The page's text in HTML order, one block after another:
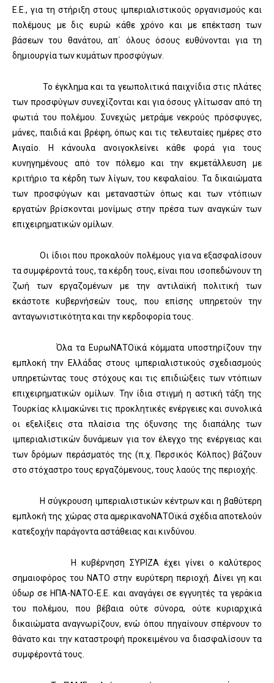
Ε.Ε., για τη στήριξη στους ιμπεριαλιστικούς οργανισμούς και
πολέμους με δις ευρώ κάθε χρόνο και με επέκταση των
βάσεων του θανάτου, απ΄ όλους όσους ευθύνονται για τη
δημιουργία των κυμάτων προσφύγων.
Το έγκλημα και τα γεωπολιτικά παιχνίδια στις πλάτες
των προσφύγων συνεχίζονται και για όσους γλίτωσαν από τη
φωτιά του πολέμου. Συνεχώς μετράμε νεκρούς πρόσφυγες,
μάνες, παιδιά και βρέφη, όπως και τις τελευταίες ημέρες στο
Αιγαίο. Η κάνουλα ανοιγοκλείνει κάθε φορά για τους
κυνηγημένους από τον πόλεμο και την εκμετάλλευση με
κριτήριο τα κέρδη των λίγων, του κεφαλαίου. Τα δικαιώματα
των προσφύγων και μεταναστών όπως και των ντόπιων
εργατών βρίσκονται μονίμως στην πρέσα των αναγκών των
επιχειρηματικών ομίλων.
Οι ίδιοι που προκαλούν πολέμους για να εξασφαλίσουν
τα συμφέροντά τους, τα κέρδη τους, είναι που ισοπεδώνουν τη
ζωή των εργαζομένων με την αντιλαϊκή πολιτική των
εκάστοτε κυβερνήσεών τους, που επίσης υπηρετούν την
ανταγωνιστικότητα και την κερδοφορία τους.
Όλα τα ΕυρωΝΑΤΟϊκά κόμματα υποστηρίζουν την
εμπλοκή την Ελλάδας στους ιμπεριαλιστικούς σχεδιασμούς
υπηρετώντας τους στόχους και τις επιδιώξεις των ντόπιων
επιχειρηματικών ομίλων. Την ίδια στιγμή η αστική τάξη της
Τουρκίας κλιμακώνει τις προκλητικές ενέργειες και συνολικά
οι εξελίξεις στα πλαίσια της όξυνσης της διαπάλης των
ιμπεριαλιστικών δυνάμεων για τον έλεγχο της ενέργειας και
των δρόμων περάσματός της (π.χ. Περσικός Κόλπος) βάζουν
στο στόχαστρο τους εργαζόμενους, τους λαούς της περιοχής.
Η σύγκρουση ιμπεριαλιστικών κέντρων και η βαθύτερη
εμπλοκή της χώρας στα αμερικανοΝΑΤΟϊκά σχέδια αποτελούν
κατεξοχήν παράγοντα αστάθειας και κινδύνου.
Η κυβέρνηση ΣΥΡΙΖΑ έχει γίνει ο καλύτερος
σημαιοφόρος του ΝΑΤΟ στην ευρύτερη περιοχή. Δίνει γη και
ύδωρ σε ΗΠΑ-ΝΑΤΟ-Ε.Ε. και αναγάγει σε εγγυητές τα γεράκια
του πολέμου, που βέβαια ούτε σύνορα, ούτε κυριαρχικά
δικαιώματα αναγνωρίζουν, ενώ όπου πηγαίνουν σπέρνουν το
θάνατο και την καταστροφή προκειμένου να διασφαλίσουν τα
συμφέροντά τους.